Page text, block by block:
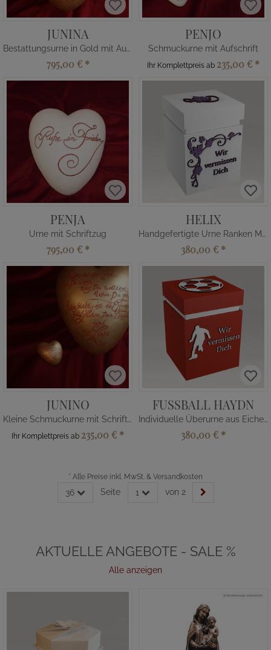
JUNINA
Bestattungsurne in Gold mit Aufschrift
795,00 € *
PENJO
Schmuckurne mit Aufschrift
Ihr Komplettpreis ab 235,00 € *
PENJA
Urne mit Schriftzug
795,00 € *
HELIX
Handgefertigte Urne Ranken Motiv
380,00 € *
JUNINO
Kleine Schmuckurne mit Schriftzug
Ihr Komplettpreis ab 235,00 € *
FUSSBALL HAYDN
Individuelle Überurne aus Eichenholz
380,00 € *
* Alle Preise inkl. MwSt. & Versandkosten
36 Seite 1 von 2
AKTUELLE ANGEBOTE - SALE %
Alle anzeigen